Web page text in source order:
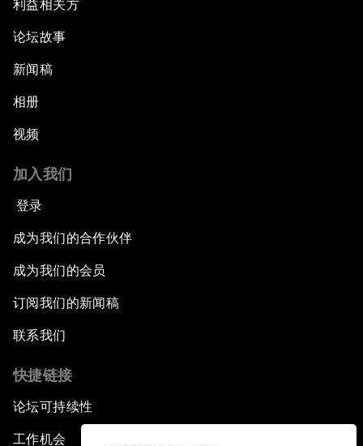
利益相关方
论坛故事
新闻稿
相册
视频
加入我们
登录
成为我们的合作伙伴
成为我们的会员
订阅我们的新闻稿
联系我们
快捷链接
论坛可持续性
工作机会